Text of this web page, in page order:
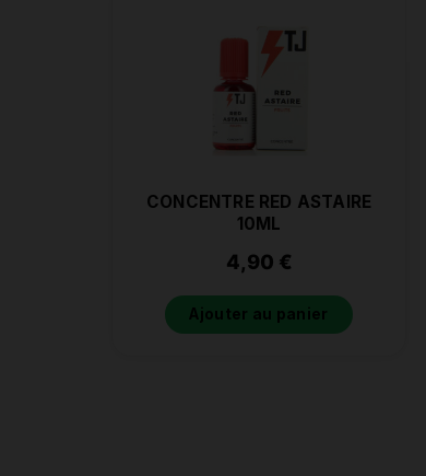
CONCENTRE RED ASTAIRE
10ML
4,90 €
Ajouter au panier